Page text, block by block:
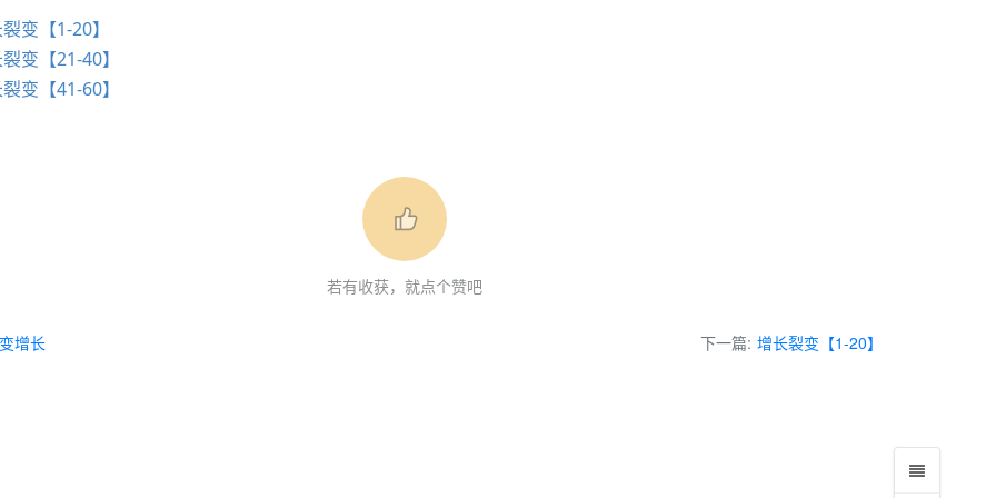
变【1-20】
变【21-40】
变【41-60】
若有收获，就点个赞吧
增长 下一篇: 增长裂变【1-20】